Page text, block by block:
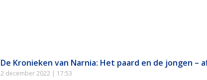
De Kronieken van Narnia: Het paard en de jongen –
2 december 2022
17:53